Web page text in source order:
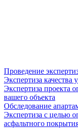
Проведение
Экспертиза качества
Экспертиза проекта
вашего объекта
Обследование
Экспертиза с целью
асфальтного